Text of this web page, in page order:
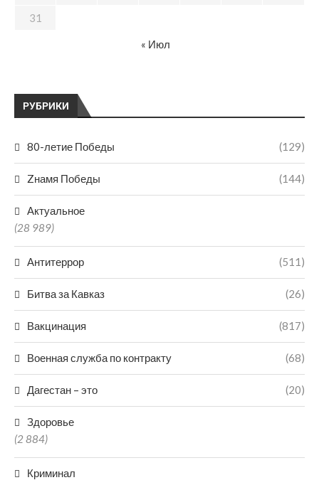
РУБРИКИ
80-летие Победы (129)
Zнамя Победы (144)
Актуальное
(28 989)
Антитеррор (511)
Битва за Кавказ (26)
Вакцинация (817)
Военная служба по контракту (68)
Дагестан – это (20)
Здоровье
(2 884)
Криминал
31
« Июл